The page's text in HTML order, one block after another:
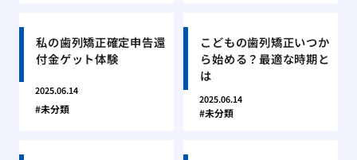
私の歯列矯正確定申告還
付金ゲット体験
2025.06.14
未分類
こどもの歯列矯正いつか
ら始める？最適な時期と
は
2025.06.14
未分類